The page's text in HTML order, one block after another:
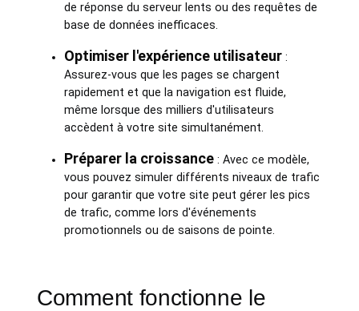
de réponse du serveur lents ou des requêtes de
base de données inefficaces.
Optimiser l'expérience utilisateur:
Assurez-vous que les pages se chargent
rapidement et que la navigation est fluide,
même lorsque des milliers d'utilisateurs
accèdent à votre site simultanément.
Préparer la croissance: Avec ce modèle,
vous pouvez simuler différents niveaux de trafic
pour garantir que votre site peut gérer les pics
de trafic, comme lors d'événements
promotionnels ou de saisons de pointe.
Comment fonctionne le